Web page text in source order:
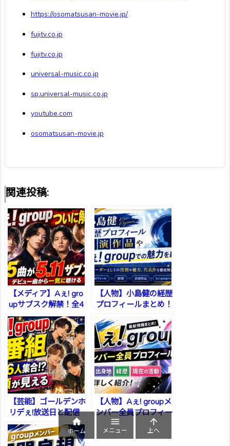
https://osomatsusan-movie.jp/
fujitv.co.jp
fujitv.co.jp
universal-music.co.jp
sp.universal-music.co.jp
youtube.com
osomatsusan-movie.jp
関連投稿:
【メディア】Aぇ! gro
upサブスク解禁！全4
5曲配信の発表内容ま
とめ
【人物】小島健の経歴
プロフィールまとめ！
での魅力を紹介
【芸能】ゴールデンホ
リデぇ!放送日と配信
【人物】Aぇ! groupメ
ンバー全員プロフィー
ルまとめ！年齢・出身
地・経歴・現在の活動

ホーム

メニュー

上へ